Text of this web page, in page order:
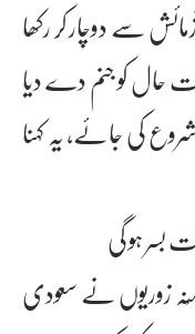
سے دوچار کر رکھا
حال کو جنم دے دیا
کی جائے، یہ کہنا
ہو گی
زوریوں نے سعودی